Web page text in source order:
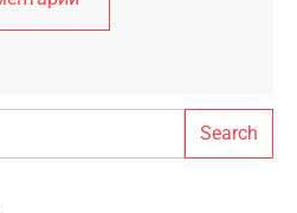
Search